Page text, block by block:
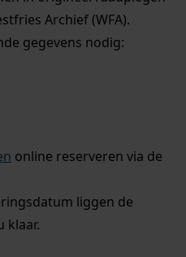
Archief (WFA).
gegevens nodig:
online reserveren via de
liggen de
klaar.